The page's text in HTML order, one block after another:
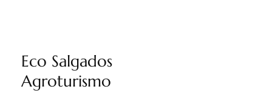
Eco Salgados
Agroturismo